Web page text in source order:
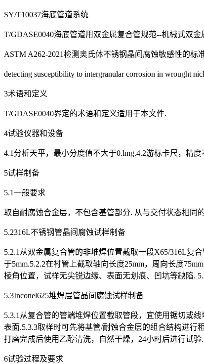
SY/T10037海底管道系统
T/GDASE0040海底管道用双金属复合管规范--机械式双金
ASTM A262-2021检测奥氏体不锈钢晶间腐蚀敏感性的标准
detecting susceptibility to intergranular corrosion in wrought
3术语和定义
T/GDASE0040界定的术语和定义适用于本文件.
4试验仪器和设备
4.1分析天平，最小分度值不大于0.lmg.4.2游标卡尺，精
5试样制备
5.1一般要求
取自耐腐蚀合金层，不包含基管部分. 从与交付状态相同
5.2316L不锈钢管晶间腐蚀试样制备
5.2.1从双金属复合管的非堆焊位置截取一段X65/316L复
于5mm.5.2.2在衬管上截取轴向长度25mm，周向长度
棱角位置，试样无尖锐边缘、表面无划痕、凹坑等缺陷.
5.3Inconel625堆焊层管晶间腐蚀试样制备
5.3.1从复合管的管端堆焊位置截取管段，宜使用锯切或
表面.5.3.3取样时可先将基管/耐蚀合金层的组合结构进行
打磨完成后使用乙醇清洗，自然干燥，24小时后进行试验.
6试验过程及要求